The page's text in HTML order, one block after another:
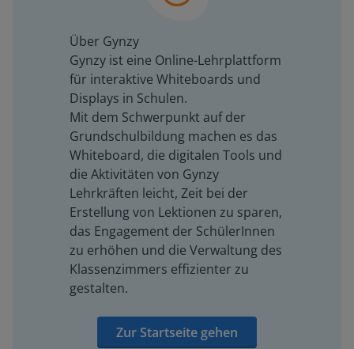
Über Gynzy
Gynzy ist eine Online-Lehrplattform
für interaktive Whiteboards und
Displays in Schulen.
Mit dem Schwerpunkt auf der
Grundschulbildung machen es das
Whiteboard, die digitalen Tools und
die Aktivitäten von Gynzy
Lehrkräften leicht, Zeit bei der
Erstellung von Lektionen zu sparen,
das Engagement der SchülerInnen
zu erhöhen und die Verwaltung des
Klassenzimmers effizienter zu
gestalten.
Zur Startseite gehen